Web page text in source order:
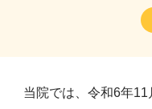
当院では、令和6年